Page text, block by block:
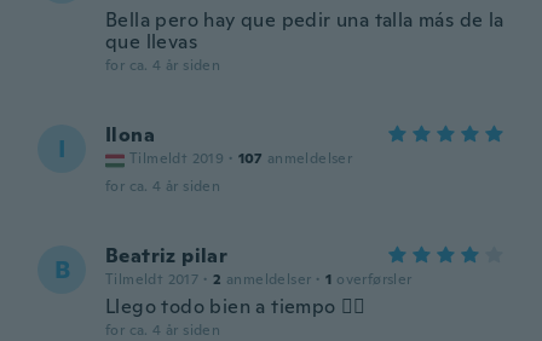
Bella pero hay que pedir una talla más de la
que llevas
for ca. 4 år siden
I Ilona
Tilmeldt 2019 · 107 anmeldelser
for ca. 4 år siden
B Beatriz pilar
Tilmeldt 2017 · 2 anmeldelser · 1 overførsler
Llego todo bien a tiempo 👍🏻
for ca. 4 år siden